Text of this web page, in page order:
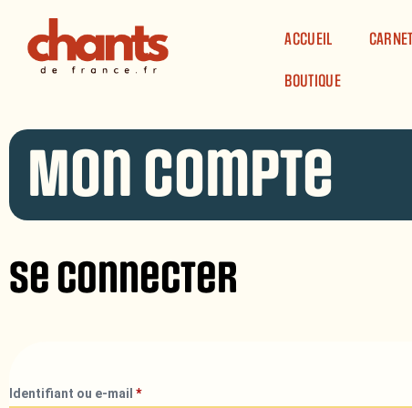
ACCUEIL
BOUTIQUE
Mon compte
Se connecter
Identifiant ou e-mail *